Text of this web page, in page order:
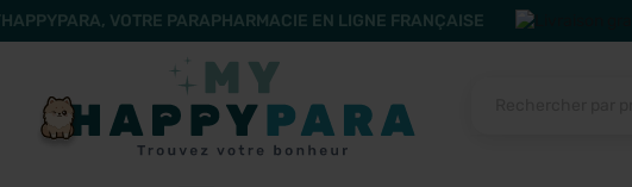
VOTRE PARAPHARMACIE EN LIGNE FRANÇAISE